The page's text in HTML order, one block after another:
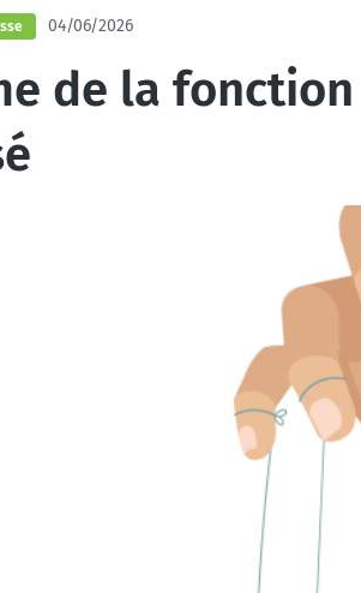
04/06/2026
de la